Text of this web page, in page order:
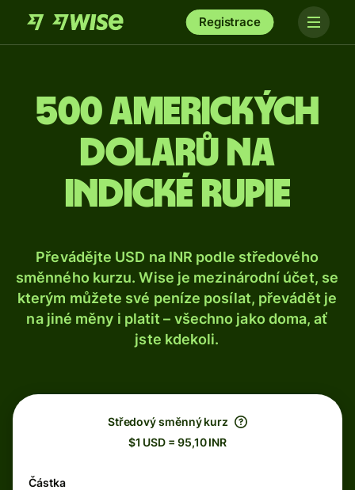
Registrace
500 amerických
dolarů na
indické rupie
Převádějte USD na INR podle středového
směnného kurzu. Wise je mezinárodní účet, se
kterým můžete své peníze posílat, převádět je
na jiné měny i platit – všechno jako doma, ať
jste kdekoli.
Středový směnný kurz
$1 USD = 95,10 INR
Částka